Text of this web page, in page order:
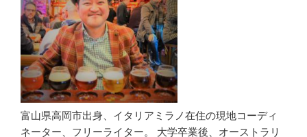
富山県高岡市出身、イタリアミラノ在住の現地コーディ
ネーター、フリーライター。 大学卒業後、オーストラリ